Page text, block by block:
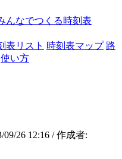
んなでつくる時刻表
表リスト 時刻表マップ 路
使い方
09/26 12:16 / 作成者: